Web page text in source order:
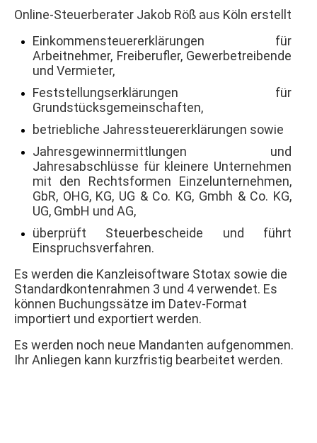
Online-Steuerberater Jakob Röß aus Köln erstellt
Einkommensteuererklärungen für
Arbeitnehmer, Freiberufler, Gewerbetreibende
und Vermieter,
Feststellungserklärungen für
Grundstücksgemeinschaften,
betriebliche Jahressteuererklärungen sowie
Jahresgewinnermittlungen und
Jahresabschlüsse für kleinere Unternehmen
mit den Rechtsformen Einzelunternehmen,
GbR, OHG, KG, UG & Co. KG, Gmbh & Co. KG,
UG, GmbH und AG,
überprüft Steuerbescheide und führt
Einspruchsverfahren.
Es werden die Kanzleisoftware Stotax sowie die
Standardkontenrahmen 3 und 4 verwendet. Es
können Buchungssätze im Datev-Format
importiert und exportiert werden.
Es werden noch neue Mandanten aufgenommen.
Ihr Anliegen kann kurzfristig bearbeitet werden.